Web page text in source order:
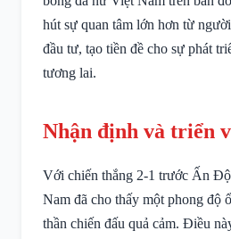
hút sự quan tâm lớn hơn từ
đầu tư, tạo tiền đề cho sự phát
tương lai.
Nhận định và triển
Với chiến thắng 2-1 trước Ấn
Nam đã cho thấy một phong độ
thần chiến đấu quả cảm. Điều